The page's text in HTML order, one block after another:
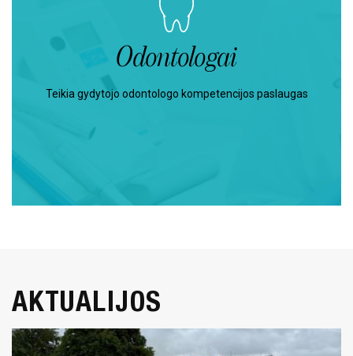
Odontologai
Teikia gydytojo odontologo kompetencijos paslaugas
AKTUALIJOS